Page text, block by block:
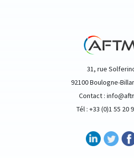
31, rue
92100 Boulogne-
Contact :
Tél : +33 (0)1 55 20